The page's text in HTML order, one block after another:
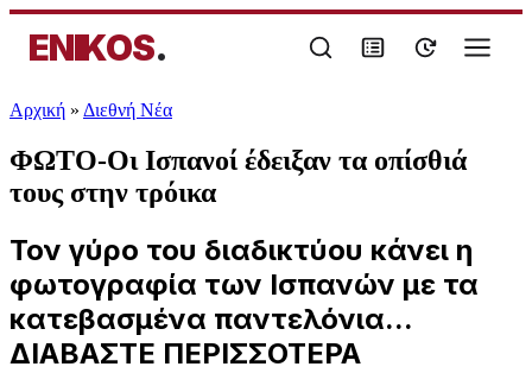
ENIKOS.
Αρχική » Διεθνή Νέα
ΦΩΤΟ-Οι Ισπανοί έδειξαν τα οπίσθιά
τους στην τρόικα
Τον γύρο του διαδικτύου κάνει η
φωτογραφία των Ισπανών με τα
κατεβασμένα παντελόνια...
ΔΙΑΒΑΣΤΕ ΠΕΡΙΣΣΟΤΕΡΑ